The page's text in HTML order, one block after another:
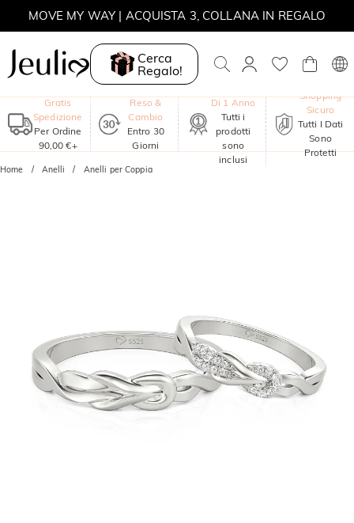
MOVE MY WAY | ACQUISTA 3, COLLANA IN REGALO
Cerca
Regalo!
Gratis
Spedizione
Per Ordine
90,00 €+
Reso &
Cambio
Entro 30
Giorni
Di 1 Anno
Tutti i
prodotti
sono
inclusi
Shopping
Sicuro
Tutti I Dati
Sono
Protetti
Home Anelli Anelli per Coppia